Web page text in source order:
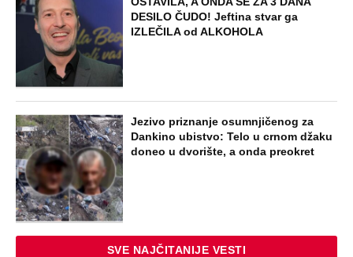
DESILO ČUDO! Jeftina stvar ga
IZLEČILA od ALKOHOLA
Jezivo priznanje osumnjičenog za
Dankino ubistvo: Telo u crnom džaku
doneo u dvorište, a onda preokret
SVE NAJČITANIJE VESTI